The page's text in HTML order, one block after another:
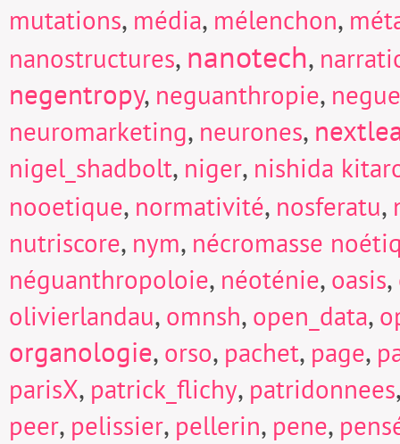
mutations, média, mélenchon,
nanostructures, nanotech,
negentropy, neguanthropie,
neuromarketing, neurones,
nigel_shadbolt, niger, nishida
nooetique, normativité, nosferatu,
nutriscore, nym, nécromasse
néguanthropoloie, néoténie, oasis,
olivierlandau, omnsh, open_data,
organologie, orso, pachet, page,
parisX, patrick_flichy, patridonnees
peer, pelissier, pellerin, pene,